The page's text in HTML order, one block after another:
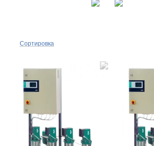
Сортировка
популярности
По цене ↑
По цене ↓